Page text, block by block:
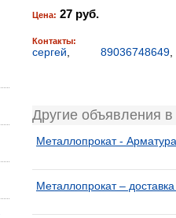
Цена: 27 руб.
Контакты:
сергей 89036748649
Другие объявления
Металлопрокат -
Металлопрокат –